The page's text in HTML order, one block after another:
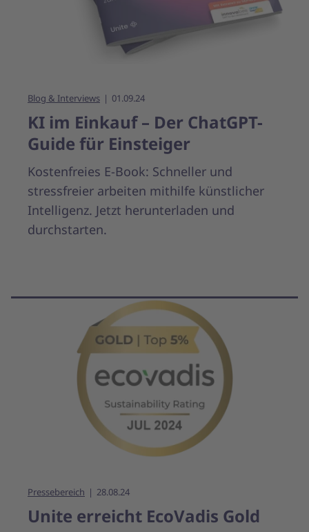
Blog & Interviews 01.09.24
KI im Einkauf – Der ChatGPT-
Guide für Einsteiger
Kostenfreies E-Book: Schneller und
stressfreier arbeiten mithilfe künstlicher
Intelligenz. Jetzt herunterladen und
durchstarten.
Pressebereich 28.08.24
Unite erreicht EcoVadis Gold